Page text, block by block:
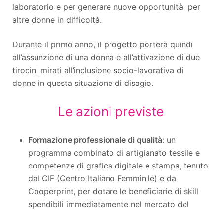
laboratorio e per generare nuove opportunità per
altre donne in difficoltà.
Durante il primo anno, il progetto porterà quindi
all’assunzione di una donna e all’attivazione di due
tirocini mirati all’inclusione socio-lavorativa di
donne in questa situazione di disagio.
Le azioni previste
Formazione professionale di qualità: un
programma combinato di artigianato tessile e
competenze di grafica digitale e stampa, tenuto
dal CIF (Centro Italiano Femminile) e da
Cooperprint, per dotare le beneficiarie di skill
spendibili immediatamente nel mercato del